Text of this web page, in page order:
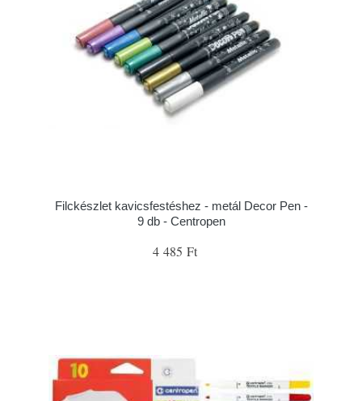
Filckészlet kavicsfestéshez - metál Decor Pen -
9 db - Centropen
4 485 Ft